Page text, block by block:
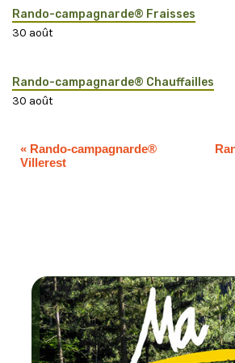
Rando-campagnarde® Fraisses
30 août
Rando-campagnarde® Chauffailles
30 août
« Rando-campagnarde®
Villerest